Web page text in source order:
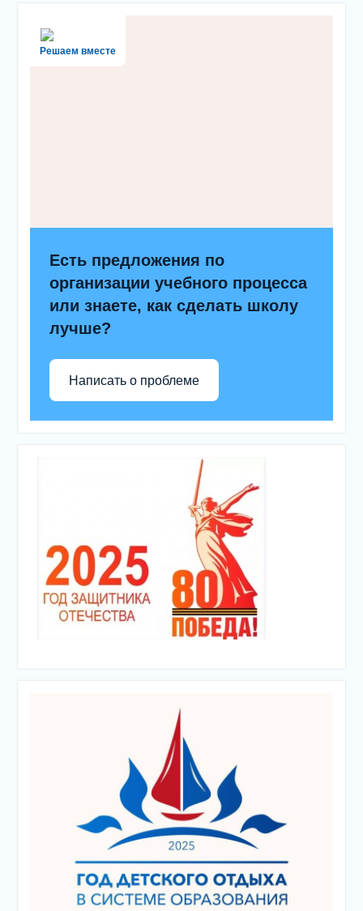
Решаем вместе
Есть предложения по
организации учебного процесса
или знаете, как сделать школу
лучше?
Написать о проблеме